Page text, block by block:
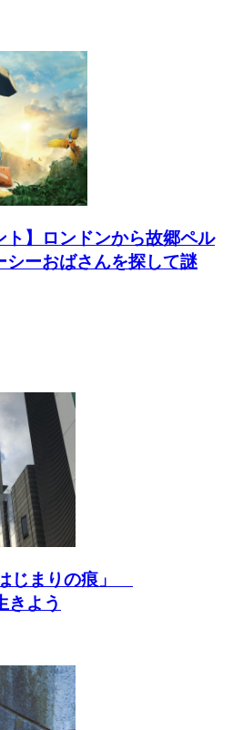
ト】ロンドンから故郷ペル
シーおばさんを探して謎
じまりの痕」
きよう